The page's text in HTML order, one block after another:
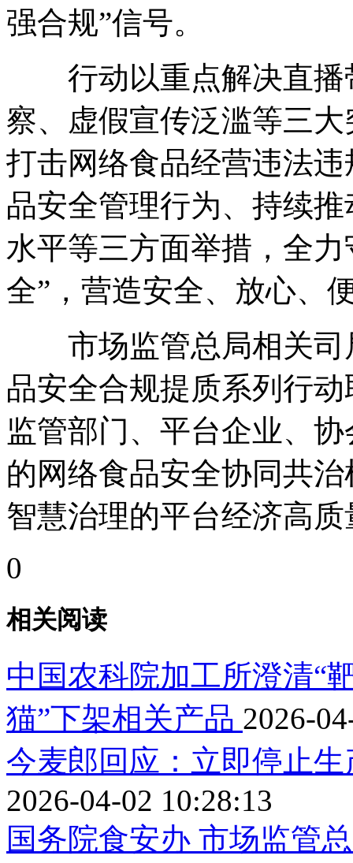
强合规”信号。
行动以重点解决直播
察、虚假宣传泛滥等三
打击网络食品经营违法
品安全管理行为、持续
水平等三方面举措，全
全”，营造安全、放心、
市场监管总局相关司
品安全合规提质系列行
监管部门、平台企业、
的网络食品安全协同共
智慧治理的平台经济高
0
相关阅读
中国农科院加工所澄清“
猫”下架相关产品 2026-
今麦郎回应：立即停止
2026-04-02 10:28:13
国务院食安办 市场监管